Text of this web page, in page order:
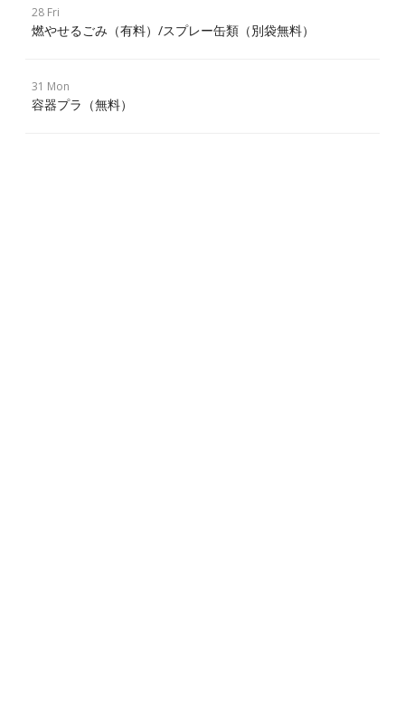
28 Fri
燃やせるごみ（有料）/スプレー缶類（別袋無料）
31 Mon
容器プラ（無料）